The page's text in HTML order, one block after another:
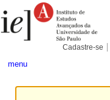
para
conteúdo.
Pessoais
Cadastre-se
menu